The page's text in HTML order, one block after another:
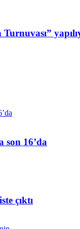
son 16’da
çıktı